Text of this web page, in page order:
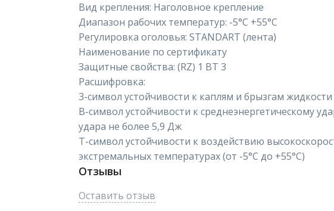
Вид крепления: Наголовное крепление
Диапазон рабочих температур: -5°C +55°C
Регулировка оголовья: STANDART (лента)
Наименование по сертификату
Защитные свойства: (RZ) 1 BT 3
Расшифровка:
3-символ устойчивости к каплям и брызгам жидкости
В-символ устойчивости к среднеэнергетическому
удара не более 5,9 Дж
Т-символ устойчивости к воздействию
экстремальных температурах (от -5°С до +55°С)
Отзывы
Оставить отзыв